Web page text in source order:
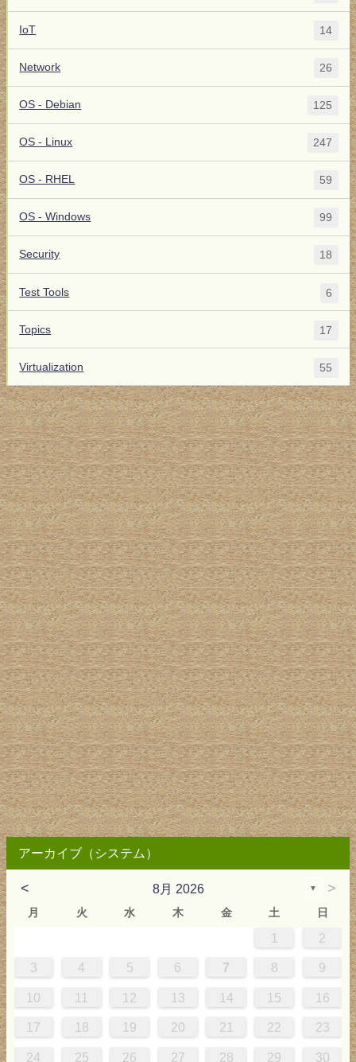
IoT 14
Network 26
OS - Debian 125
OS - Linux 247
OS - RHEL 59
OS - Windows 99
Security 18
Test Tools 6
Topics 17
Virtualization 55
アーカイブ（システム）
< 8月 2026 ▼ >
月 火 水 木 金 土 日
1 2
3 4 5 6 7 8 9
10 11 12 13 14 15 16
17 18 19 20 21 22 23
24 25 26 27 28 29 30